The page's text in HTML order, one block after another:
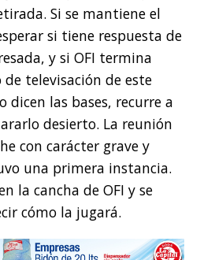
Si se mantiene el
si tiene respuesta de
y si OFI termina
televisación de este
dicen las bases, recurre a
desierto. La reunión
con carácter grave y
una primera instancia.
la cancha de OFI y se
cómo la jugará.